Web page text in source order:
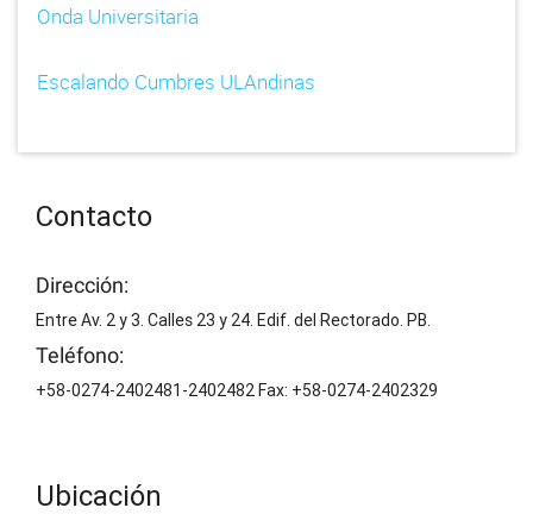
Onda Universitaria
Escalando Cumbres ULAndinas
Contacto
Dirección:
Entre Av. 2 y 3. Calles 23 y 24. Edif. del Rectorado. PB.
Teléfono:
+58-0274-2402481-2402482 Fax: +58-0274-2402329
Ubicación